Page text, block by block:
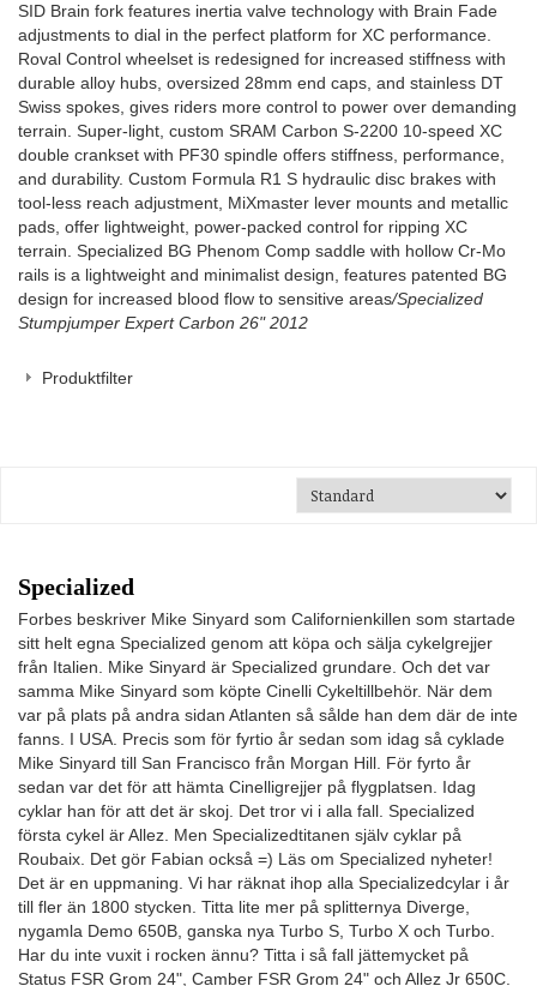
SID Brain fork features inertia valve technology with Brain Fade
adjustments to dial in the perfect platform for XC performance.
Roval Control wheelset is redesigned for increased stiffness with
durable alloy hubs, oversized 28mm end caps, and stainless DT
Swiss spokes, gives riders more control to power over demanding
terrain. Super-light, custom SRAM Carbon S-2200 10-speed XC
double crankset with PF30 spindle offers stiffness, performance,
and durability. Custom Formula R1 S hydraulic disc brakes with
tool-less reach adjustment, MiXmaster lever mounts and metallic
pads, offer lightweight, power-packed control for ripping XC
terrain. Specialized BG Phenom Comp saddle with hollow Cr-Mo
rails is a lightweight and minimalist design, features patented BG
design for increased blood flow to sensitive areas/Specialized
Stumpjumper Expert Carbon 26" 2012
Produktfilter
Specialized
Forbes beskriver Mike Sinyard som Californienkillen som startade
sitt helt egna Specialized genom att köpa och sälja cykelgrejjer
från Italien. Mike Sinyard är Specialized grundare. Och det var
samma Mike Sinyard som köpte Cinelli Cykeltillbehör. När dem
var på plats på andra sidan Atlanten så sålde han dem där de inte
fanns. I USA. Precis som för fyrtio år sedan som idag så cyklade
Mike Sinyard till San Francisco från Morgan Hill. För fyrto år
sedan var det för att hämta Cinelligrejjer på flygplatsen. Idag
cyklar han för att det är skoj. Det tror vi i alla fall. Specialized
första cykel är Allez. Men Specializedtitanen själv cyklar på
Roubaix. Det gör Fabian också =) Läs om Specialized nyheter!
Det är en uppmaning. Vi har räknat ihop alla Specializedcylar i år
till fler än 1800 stycken. Titta lite mer på splitternya Diverge,
nygamla Demo 650B, ganska nya Turbo S, Turbo X och Turbo.
Har du inte vuxit i rocken ännu? Titta i så fall jättemycket på
Status FSR Grom 24", Camber FSR Grom 24" och Allez Jr 650C.